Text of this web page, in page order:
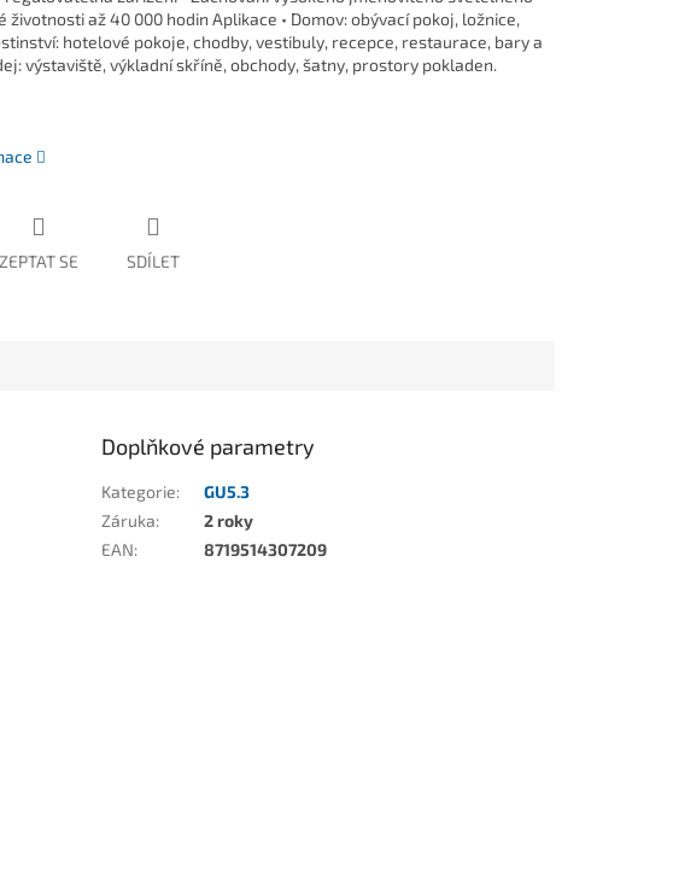
životnosti až 40 000 hodin Aplikace • Domov: obývací pokoj, ložnice,
hotelové pokoje, chodby, vestibuly, recepce, restaurace, bary a
výstaviště, výkladní skříně, obchody, šatny, prostory pokladen.
ZEPTAT SE SDÍLET
Doplňkové parametry
Kategorie:
GU5.3
Záruka:
2 roky
EAN: 8719514307209